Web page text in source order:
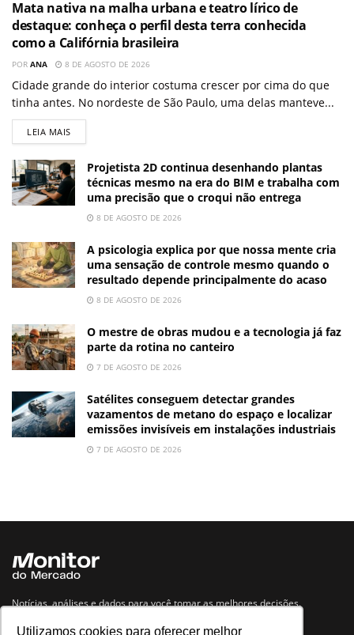
Utilizamos cookies para oferecer melhor
Mata nativa na malha urbana e teatro lírico de
destaque: conheça o perfil desta terra conhecida
como a Califórnia brasileira
POR ANA 8 DE AGOSTO DE 2026
Cidade grande do interior costuma crescer por cima do que
tinha antes. No nordeste de São Paulo, uma delas manteve...
LEIA MAIS
Projetista 2D continua desenhando plantas
técnicas mesmo na era do BIM e trabalha com
uma precisão que o croqui não entrega
8 DE AGOSTO DE 2026
A psicologia explica por que nossa mente cria
uma sensação de controle mesmo quando o
resultado depende principalmente do acaso
8 DE AGOSTO DE 2026
O mestre de obras mudou e a tecnologia já faz
parte da rotina no canteiro
7 DE AGOSTO DE 2026
Satélites conseguem detectar grandes
vazamentos de metano do espaço e localizar
emissões invisíveis em instalações industriais
7 DE AGOSTO DE 2026
Notícias, análises e dados para você tomar as melhores decisões.